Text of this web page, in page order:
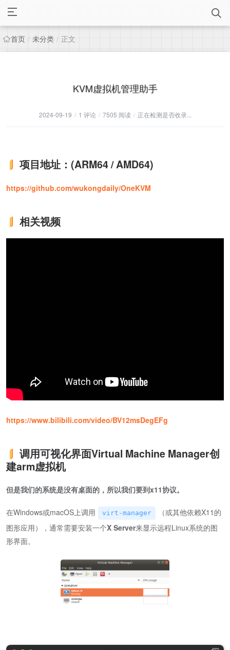
首页 / 未分类 / 正文
KVM虚拟机管理助手
2024-09-19 / 1 评论 / 7505 阅读 / 正在检测是否收录...
项目地址：(ARM64 / AMD64)
https://github.com/wukongdaily/OneKVM
相关视频
https://www.bilibili.com/video/BV12msDegEFg
调用可视化界面Virtual Machine Manager创
建arm虚拟机
但是我们的系统是没有桌面的，所以我们要到x11协议。
在Windows或macOS上调用 virt-manager
（或其他依赖X11的
图形应用），通常需要安装一个X Server来显示远程Linux系统的图
形界面。